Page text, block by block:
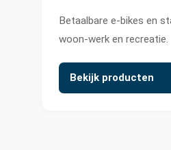
Betaalbare e-bikes en
woon-werk en recreatie.
Bekijk producten